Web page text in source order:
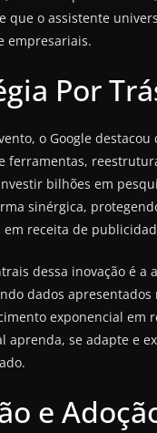
que o assistente
empresariais.
Por
o Google
ferramentas,
bilhões em
sinérgica,
receita de
dessa inovação é
dados
exponencial em
aprenda, se adapte e
e